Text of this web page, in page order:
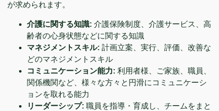
が求められます。
介護に関する知識: 介護保険制度、介護サービス、高
齢者の心身状態などに関する知識
マネジメントスキル: 計画立案、実行、評価、改善な
どのマネジメントスキル
コミュニケーション能力: 利用者様、ご家族、職員、
関係機関など、様々な方々と円滑にコミュニケーシ
ョンを取れる能力
リーダーシップ: 職員を指導・育成し、チームをまと